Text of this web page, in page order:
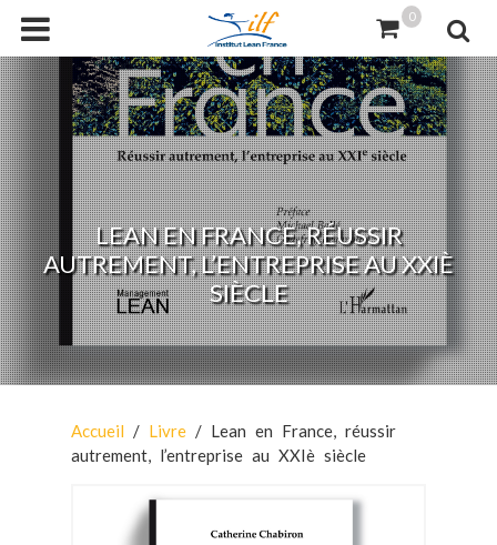
0
LEAN EN FRANCE, RÉUSSIR
AUTREMENT, L’ENTREPRISE AU XXIÈ
SIÈCLE
Accueil / Livre / Lean en France, réussir
autrement, l’entreprise au XXIè siècle